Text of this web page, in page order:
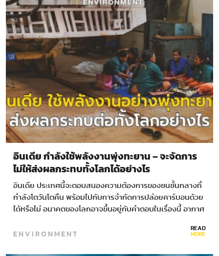
อินเดีย กำลังใช้พลังงานพุ่งทะยาน – จะจัดการ
ไม่ให้ส่งผลกระทบทั้งโลกได้อย่างไร
อินเดีย ประเทศนี้จะตอบสนองความต้องการของชนชั้นกลางที่
กำลังโตวันโตคืน พร้อมไปกับการจำกัดการปล่อยคาร์บอนด้วย
ได้หรือไม่ อนาคตของโลกอาจขึ้นอยู่กับคำตอบในเรื่องนี้ อากาศ
ประเทศทางตอนกลางของอินเดีย เจตัน ซิงห์…
ENVIRONMENT READ
MORE